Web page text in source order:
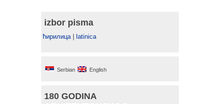
izbor pisma
ћирилица| latinica
Serbian English
180 GODINA